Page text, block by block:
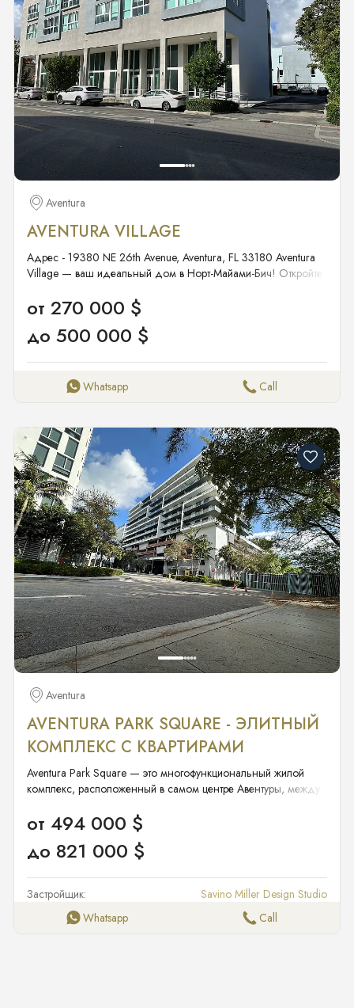
территория, швейцар, безопасный лифт, вход по карте,
охрана, охраняемое лобби, охраняемые лестницы,
видеонаблюдение Подразделение: 2000 Ocean Condo
ТСЖ ТСЖ: Да Удобства: Бар, барбекю, хранение
велосипедов, бизнес-центр, кабана, комната для
мероприятий, лифт(ы), фитнес-центр, бассейн, библиотека,
сауна, спа/джакузи Взнос ТСЖ: $4,767 ежемесячно
Регистрационный взнос: $150 Взнос за питомца: $100
Местоположение Район: Холландейл Бич Финансовые
условия Цена за квадратный фут: $1,339 Оценочная
стоимость: $3,386,280 Дата выхода на рынок: 24 февраля
2025 Условия продажи: Наличные, ипотека
Aventura
AVENTURA VILLAGE
Адрес - 19380 NE 26th Avenue, Aventura, FL 33180 Aventura
Village — ваш идеальный дом в Норт-Майами-Бич! Откройте
комфорт и престижное расположение сочетаются в одном
предложении! Этот современный закрытый жилой комплекс
предлагает 96 резиденций различных форматов: роскошные
Village? ✅ Эксклюзивное расположение — рядом с Aventura
безопасностью. ✅ Изысканный ландшафтный дизайн с
бассейном, детской площадкой и зонами отдыха. ✅ Готовая
отделка — кварцевые столешницы, стильные полы и
современная бытовая техника. ✅ Парковочное место за
каждой резиденцией. Выберите идеальный формат жилья:
Виллы – от 1 320 кв. футов ✔ 3 спальни ✔ 2 полных ванных
+ 1 гостевой туалет ✔ Приватный сад Таунхаусы – от 1 260
кв. футов ✔ 2 спальни + кабинет ✔ 2 полных ванных + 1
гостевой туалет Лофты – от 960 кв. футов ✔ Идеальное
решение для молодых профессионалов Коммерческие
площади – 7 200 кв. футов в оживленном районе. Не
упустите шанс стать частью эксклюзивного сообщества
Aventura Village! 📞 Свяжитесь с нами сегодня, чтобы узнать
детали и забронировать резиденцию! ```
от 270 000 $
до 500 000 $
Whatsapp Call
Aventura
AVENTURA PARK SQUARE - ЭЛИТНЫЙ
КОМПЛЕКС С КВАРТИРАМИ
Aventura Park Square — это многофункциональный жилой
комплекс, расположенный в самом центре Авентуры, между
от 494 000 $
до 821 000 $
Застройщик:
Savino Miller Design Studio
Whatsapp
Call